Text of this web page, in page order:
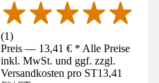
(1)
Preis — 13,41 € * Alle Preise
inkl. MwSt. und ggf. zzgl.
Versandkosten pro ST13,41